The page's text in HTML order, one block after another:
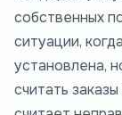
собственных
ситуации,
установлена,
считать